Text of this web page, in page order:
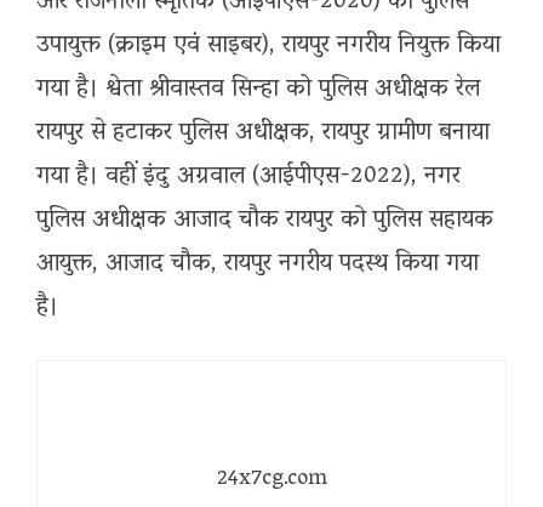
उपायुक्त (क्राइम एवं साइबर), रायपुर नगरीय नियुक्त किया
गया है। श्वेता श्रीवास्तव सिन्हा को पुलिस अधीक्षक रेल
रायपुर से हटाकर पुलिस अधीक्षक, रायपुर ग्रामीण बनाया
गया है। वहीं इंदु अग्रवाल (आईपीएस-2022), नगर
पुलिस अधीक्षक आजाद चौक रायपुर को पुलिस सहायक
आयुक्त, आजाद चौक, रायपुर नगरीय पदस्थ किया गया
है।
24x7cg.com